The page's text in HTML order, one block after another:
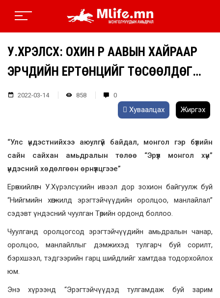
У.ХҮРЭЛСҮХ: ОХИН ҮР ААВЫН ХАЙРААР
ЭРЧҮҮДИЙН ЕРТӨНЦИЙГ ТӨСӨӨЛДӨГ…
2022-03-14 858 0
Хуваалцах Жиргэх
“Улс үндэстнийхээ аюулгүй байдал, монгол гэр бүлийн
сайн сайхан амьдралын төлөө “Эрүүл монгол хүн”
үндэсний хөдөлгөөн өрнүүлцгээе”
Ерөнхийлөгч У.Хүрэлсүхийн ивээл дор зохион байгуулж буй
“Нийгмийн хөгжилд эрэгтэйчүүдийн оролцоо, манлайлал”
сэдэвт үндэсний чуулган Төрийн ордонд боллоо.
Чуулганд оролцогсод эрэгтэйчүүдийн амьдралын чанар,
оролцоо, манлайллыг дэмжихэд тулгарч буй сорилт,
бэрхшээл, тэдгээрийн гарц шийдлийг хамтдаа тодорхойлох
юм.
Энэ хүрээнд “Эрэгтэйчүүдэд тулгамдаж буй зарим